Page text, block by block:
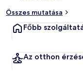
Összes mutatása
Főbb
Az otthon